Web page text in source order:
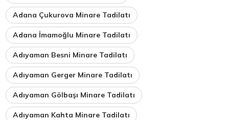
Adana Çukurova Minare Tadilatı
Adana İmamoğlu Minare Tadilatı
Adıyaman Besni Minare Tadilatı
Adıyaman Gerger Minare Tadilatı
Adıyaman Gölbaşı Minare Tadilatı
Adıyaman Kahta Minare Tadilatı